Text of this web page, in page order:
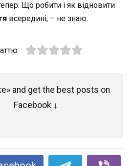
Що робити і як відновити
всередині, – не знаю.
and get the best posts on
Facebook ↓